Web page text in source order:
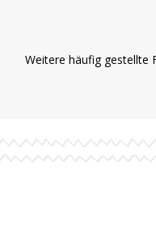
Weitere häufig gestellte